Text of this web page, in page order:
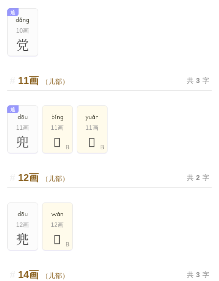
dǎng
10画
通
党
11画 （儿部） 共 3 字
dōu
11画
通
兜
bǐng
11画
𠒝 B
yuǎn
11画
𠒜 B
12画 （儿部） 共 2 字
dōu
12画
兠
wán
12画
𠒢 B
14画 （儿部） 共 3 字